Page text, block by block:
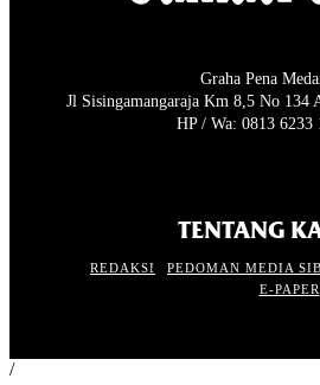
Graha Pena
Jl Sisingamangaraja Km 8,5 No 134
HP / Wa: 0813 6233
TENTANG
REDAKSI PEDOMAN MEDIA
E-PAPER
/